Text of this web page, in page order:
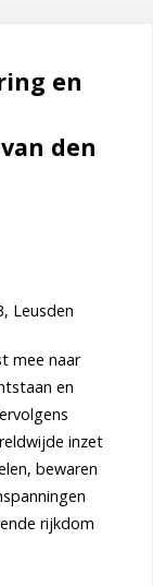
en
den
Leusden
mee naar
en
inzet
bewaren
rijkdom